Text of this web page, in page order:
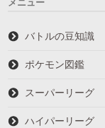
メニュー
バトルの豆知識
ポケモン図鑑
スーパーリーグ
ハイパーリーグ